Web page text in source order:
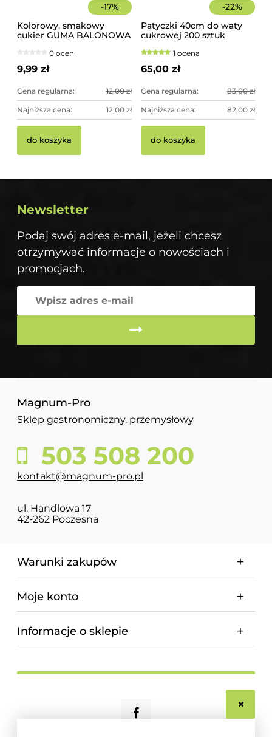
-17%
Kolorowy, smakowy
cukier GUMA BALONOWA
0 ocen
9,99 zł
Cena regularna: 12,00 zł
Najniższa cena: 12,00 zł
do koszyka
-22%
Patyczki 40cm do waty
cukrowej 200 sztuk
1 ocena
65,00 zł
Cena regularna: 83,00 zł
Najniższa cena: 82,00 zł
do koszyka
Newsletter
Podaj swój adres e-mail, jeżeli chcesz
otrzymywać informacje o nowościach i
promocjach.
Magnum-Pro
Sklep gastronomiczny, przemysłowy
503 508 200
kontakt@magnum-pro.pl
ul. Handlowa 17
42-262 Poczesna
Warunki zakupów
Moje konto
Informacje o sklepie